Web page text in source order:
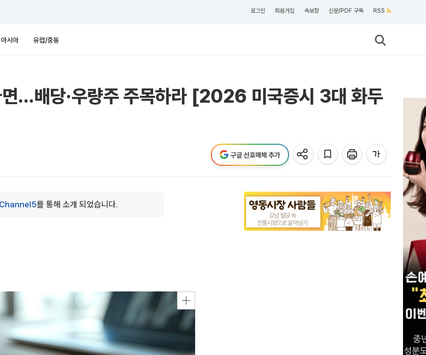
로그인 회원가입 속보창 신문/PDF 구독 RSS
아시아 유럽/중동
면…배당·우량주 주목하라 [2026 미국증시 3대 화두
구글 선호매체 추가
Channel5를 통해 소개 되었습니다.